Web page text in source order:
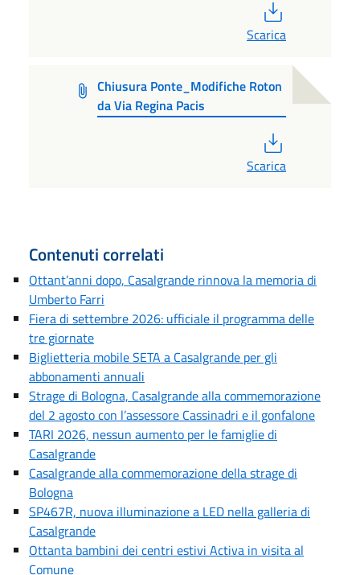
Scarica
Chiusura Ponte_Modifiche Roton
da Via Regina Pacis
Scarica
Contenuti correlati
Ottant’anni dopo, Casalgrande rinnova la memoria di
Umberto Farri
Fiera di settembre 2026: ufficiale il programma delle
tre giornate
Biglietteria mobile SETA a Casalgrande per gli
abbonamenti annuali
Strage di Bologna, Casalgrande alla commemorazione
del 2 agosto con l’assessore Cassinadri e il gonfalone
TARI 2026, nessun aumento per le famiglie di
Casalgrande
Casalgrande alla commemorazione della strage di
Bologna
SP467R, nuova illuminazione a LED nella galleria di
Casalgrande
Ottanta bambini dei centri estivi Activa in visita al
Comune